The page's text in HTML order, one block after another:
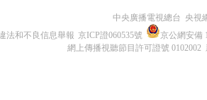
中央廣播電視總台 央視
法和不良信息舉報 京ICP證060535號
京公網安備
網上傳播視聽節目許可證號 0102002